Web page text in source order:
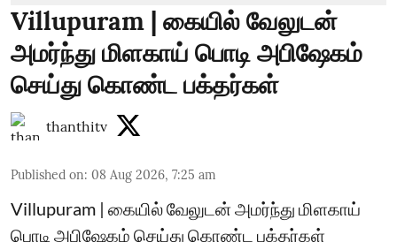
Villupuram | கையில் வேலுடன்
அமர்ந்து மிளகாய் பொடி அபிஷேகம்
செய்து கொண்ட பக்தர்கள்
thanthitv
Published on: 08 Aug 2026, 7:25 am
Villupuram | கையில் வேலுடன் அமர்ந்து மிளகாய்
பொடி அபிஷேகம் செய்து கொண்ட பக்தர்கள்